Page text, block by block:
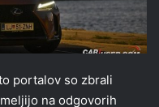
portalov so zbrali
na odgovorih